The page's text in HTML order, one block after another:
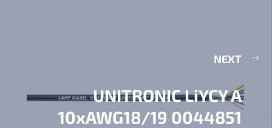
NEXT
UNITRONIC LiYCY A
10xAWG18/19 0044851